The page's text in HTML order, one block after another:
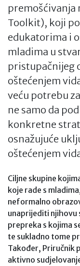
premošćivanja
Toolkit), koji
edukatorima i
mladima u
pristupačnijeg
oštećenjem
veću potrebu
ne samo da
konkretne
osnažujuće
oštećenjem
Ciljne skupine
koje rade s
neformalno
unaprijediti njihovu
prepreka s kojima
te sukladno tome
Također, Priručnik
aktivno